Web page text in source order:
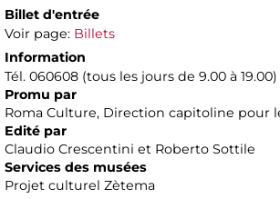
Billet d'entrée
Voir page: Billets
Information
Tél. 060608 (tous les jours de 9.00 à 19.00)
Promu par
Roma Culture, Direction capitoline pour
Edité par
Claudio Crescentini et Roberto Sottile
Services des musées
Projet culturel Zètema